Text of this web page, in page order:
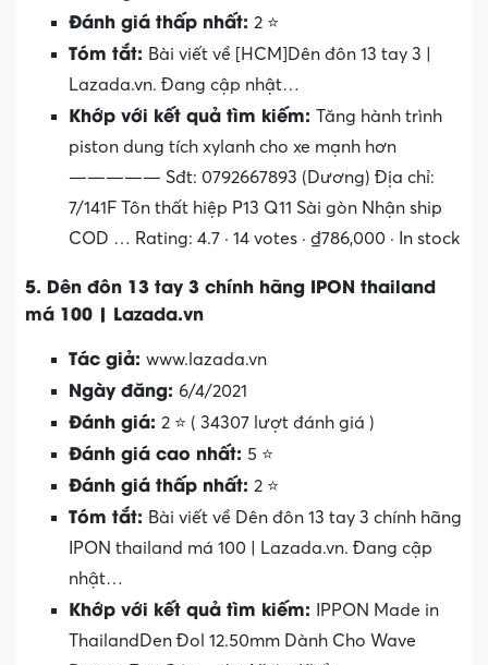
Đánh giá thấp nhất: 2 ⭐
Tóm tắt: Bài viết về [HCM]Dên đôn 13 tay 3 |
Lazada.vn. Đang cập nhật…
Khớp với kết quả tìm kiếm: Tăng hành trình
piston dung tích xylanh cho xe mạnh hơn
————— Sđt: 0792667893 (Dương) Địa chỉ:
7/141F Tôn thất hiệp P13 Q11 Sài gòn Nhận ship
COD … Rating: 4.7 · ‎14 votes · ‎₫786,000 · ‎In stock
5. Dên đôn 13 tay 3 chính hãng IPON thailand
má 100 | Lazada.vn
Tác giả: www.lazada.vn
Ngày đăng: 6/4/2021
Đánh giá: 2 ⭐ ( 34307 lượt đánh giá )
Đánh giá cao nhất: 5 ⭐
Đánh giá thấp nhất: 2 ⭐
Tóm tắt: Bài viết về Dên đôn 13 tay 3 chính hãng
IPON thailand má 100 | Lazada.vn. Đang cập
nhật…
Khớp với kết quả tìm kiếm:
IPPON Made in
ThailandDen Đol 12.50mm Dành Cho Wave